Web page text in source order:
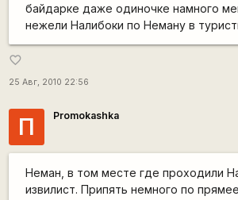
байдарке даже одиночке намного
нежели Налибоки по Неману в
favorite_border
25 Авг, 2010 22:56
П Promokashka
Неман, в том месте где проходили
извилист. Припять немного по